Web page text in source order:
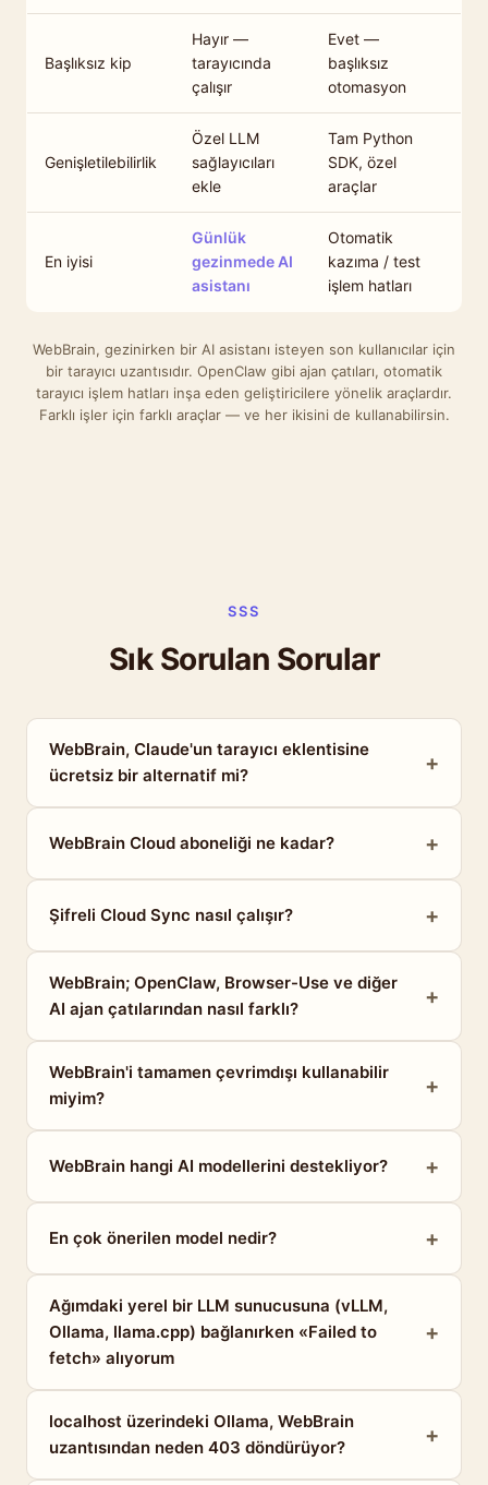
Başlıksız kip
Hayır —
tarayıcında
çalışır
Evet —
başlıksız
otomasyon
Genişletilebilirlik
Özel LLM
sağlayıcıları
ekle
Tam Python
SDK, özel
araçlar
En iyisi
Günlük
gezinmede AI
asistanı
Otomatik
kazıma / test
işlem hatları
WebBrain, gezinirken bir AI asistanı isteyen son kullanıcılar için
bir tarayıcı uzantısıdır. OpenClaw gibi ajan çatıları, otomatik
tarayıcı işlem hatları inşa eden geliştiricilere yönelik araçlardır.
Farklı işler için farklı araçlar — ve her ikisini de kullanabilirsin.
SSS
Sık Sorulan Sorular
WebBrain, Claude'un tarayıcı eklentisine
ücretsiz bir alternatif mi?
WebBrain Cloud aboneliği ne kadar?
Şifreli Cloud Sync nasıl çalışır?
WebBrain; OpenClaw, Browser-Use ve diğer
AI ajan çatılarından nasıl farklı?
WebBrain'i tamamen çevrimdışı kullanabilir
miyim?
WebBrain hangi AI modellerini destekliyor?
En çok önerilen model nedir?
Ağımdaki yerel bir LLM sunucusuna (vLLM,
Ollama, llama.cpp) bağlanırken «Failed to
fetch» alıyorum
localhost üzerindeki Ollama, WebBrain
uzantısından neden 403 döndürüyor?